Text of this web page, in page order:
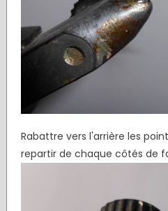
Rabattre vers l'arrière les
repartir de chaque côtés de